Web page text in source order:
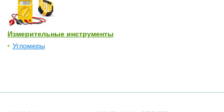
Измерительные инструменты
Угломеры